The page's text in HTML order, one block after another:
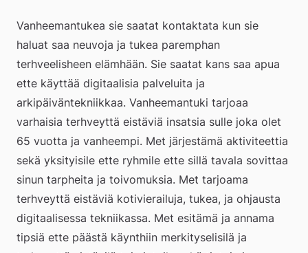
u
n
Vanheemantukea sie saatat kontaktata kun sie
haluat saa neuvoja ja tukea paremphan
terhveelisheen elämhään. Sie saatat kans saa apua
ette käyttää digitaalisia palveluita ja
arkipäiväntekniikkaa. Vanheemantuki tarjoaa
varhaisia terhveyttä eistäviä insatsia sulle joka olet
65 vuotta ja vanheempi. Met järjestämä aktiviteettia
sekä yksityisile ette ryhmile ette sillä tavala sovittaa
sinun tarpheita ja toivomuksia. Met tarjoama
terhveyttä eistäviä kotivierailuja, tukea, ja ohjausta
digitaalisessa tekniikassa. Met esitämä ja annama
tipsiä ette päästä käynthiin merkityselisilä ja